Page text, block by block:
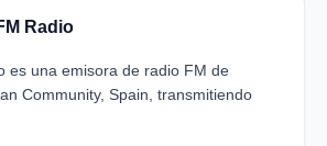
Radio
es una emisora de radio FM de
Community, Spain, transmitiendo